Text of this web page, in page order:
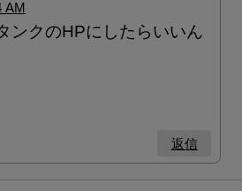
AM
ンクのHPにしたらいいん
返信